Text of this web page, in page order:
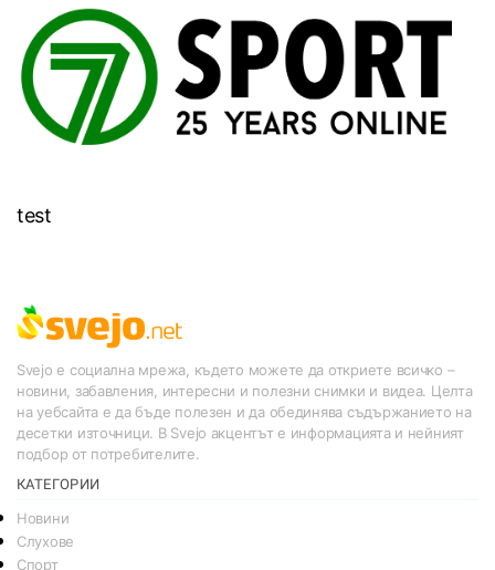
test
Svejo е социална мрежа, където можете да откриете всичко –
новини, забавления, интересни и полезни снимки и видеа. Целта
на уебсайта е да бъде полезен и да обединява съдържанието на
десетки източници. В Svejo акцентът е информацията и нейният
подбор от потребителите.
КАТЕГОРИИ
Новини
Слухове
Спорт